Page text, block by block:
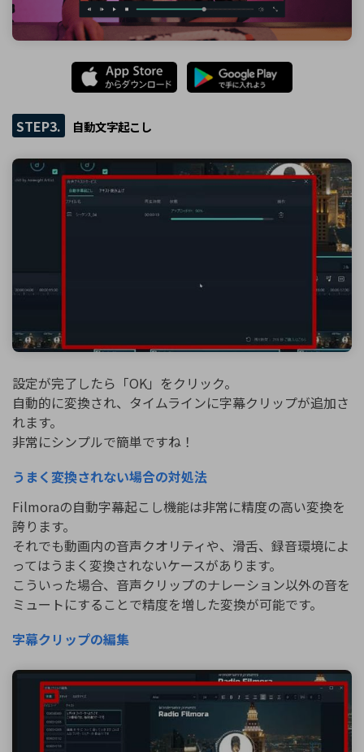
STEP3. 自動文字起こし
設定が完了したら「OK」をクリック。
自動的に変換され、タイムラインに字幕クリップが追加さ
れます。
非常にシンプルで簡単ですね！
うまく変換されない場合の対処法
Filmoraの自動字幕起こし機能は非常に精度の高い変換を
誇ります。
それでも動画内の音声クオリティや、滑舌、録音環境によ
ってはうまく変換されないケースがあります。
こういった場合、音声クリップのナレーション以外の音を
ミュートにすることで精度を増した変換が可能です。
字幕クリップの編集